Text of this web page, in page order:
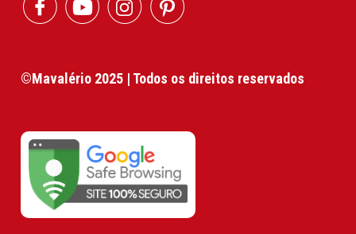
©Mavalério 2025 | Todos os direitos reservados